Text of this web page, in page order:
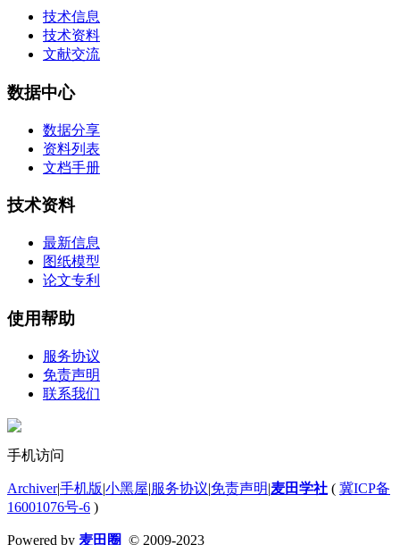
技术信息
技术资料
文献交流
数据中心
数据分享
资料列表
文档手册
技术资料
最新信息
图纸模型
论文专利
使用帮助
服务协议
免责声明
联系我们
手机访问
Archiver|手机版|小黑屋|服务协议|免责声明|麦田学社 ( 冀ICP备
16001076号-6 )
Powered by 麦田圈 © 2009-2023